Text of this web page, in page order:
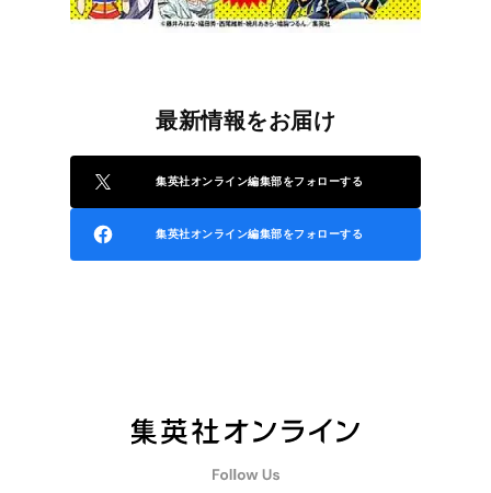
最新情報をお届け
集英社オンライン編集部をフォローする
集英社オンライン編集部をフォローする